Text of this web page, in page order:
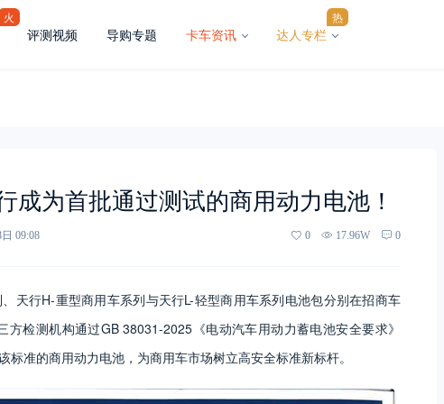
火
评测视频 导购专题 卡车资讯 达人专栏
热
成为首批通过测试的商用动力电池！
09:08 0 17.96W 0
天行H-重型商用车系列与天行L-轻型商用车系列电池包分别在招商车
检测机构通过GB 38031-2025《电动汽车用动力蓄电池安全要求》
标准的商用动力电池，为商用车市场树立高安全标准新标杆。